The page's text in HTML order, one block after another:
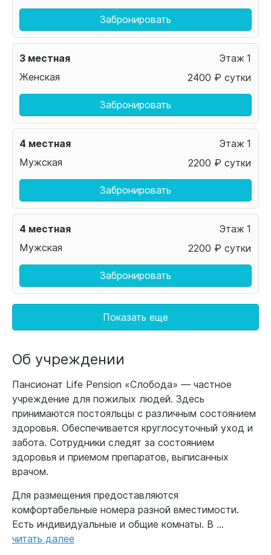
Забронировать
3 местная
Женская
1
2400 ₽ сутки
Забронировать
4 местная
Мужская
1
2200 ₽ сутки
Забронировать
4 местная
Мужская
1
2200 ₽ сутки
Забронировать
Показать еще
Об учреждении
Пансионат Life Pension «Слобода» — частное
учреждение для пожилых людей. Здесь
принимаются постояльцы с различным состоянием
здоровья. Обеспечивается круглосуточный уход и
забота. Сотрудники следят за состоянием
здоровья и приемом препаратов, выписанных
врачом.
Для размещения предоставляются
комфортабельные номера разной вместимости.
Есть индивидуальные и общие комнаты. В ...
читать далее